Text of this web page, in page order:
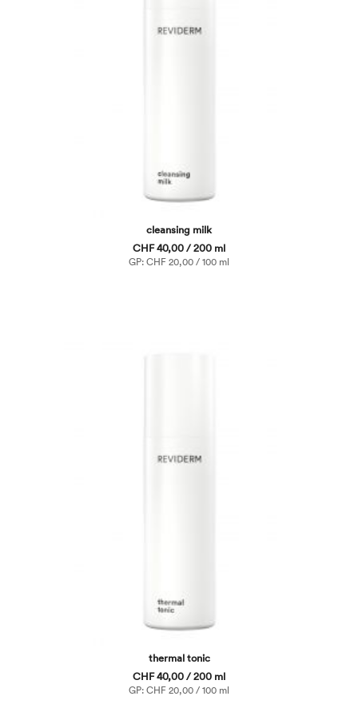
cleansing milk
CHF 40,00 / 200 ml
GP: CHF 20,00 / 100 ml
thermal tonic
CHF 40,00 / 200 ml
GP: CHF 20,00 / 100 ml